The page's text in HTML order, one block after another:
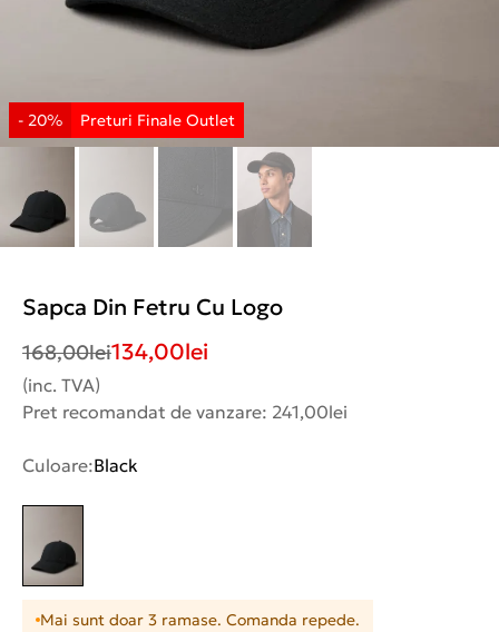
Sapca Din Fetru Cu Logo
168,00lei134,00lei
(inc. TVA)
Pret recomandat de vanzare: 241,00lei
Culoare:Black
Mai sunt doar 3 ramase. Comanda repede.